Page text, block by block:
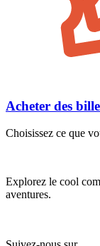
Acheter des
Choisissez ce que
Explorez le cool
aventures.